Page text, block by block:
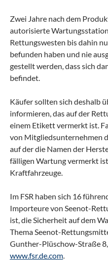
Zwei Jahre nach dem
autorisierte
Rettungswesten bis dahin
befunden haben und nie
gestellt werden, dass sich
befindet.
Käufer sollten sich deshalb
informieren, das auf der
einem Etikett vermerkt ist.
von Mitgliedsunternehmen
auf der die Namen der
fälligen Wartung vermerkt
Kraftfahrzeuge.
Im FSR haben sich 16
Importeure von Seenot-
ist, die Sicherheit auf dem
Thema Seenot-
Gunther-Plüschow-Straße
www.fsr.de.com.